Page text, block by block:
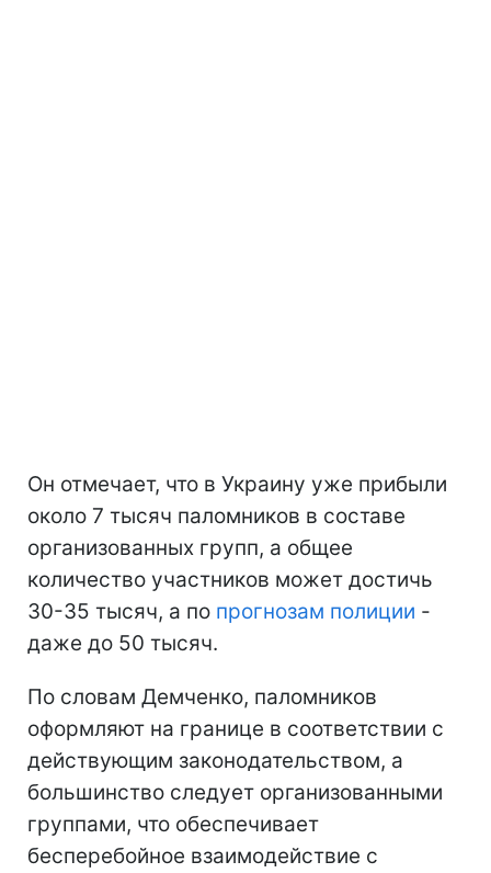
Он отмечает, что в Украину уже прибыли
около 7 тысяч паломников в составе
организованных групп, а общее
количество участников может достичь
30-35 тысяч, а по прогнозам полиции -
даже до 50 тысяч.
По словам Демченко, паломников
оформляют на границе в соответствии с
действующим законодательством, а
большинство следует организованными
группами, что обеспечивает
бесперебойное взаимодействие с